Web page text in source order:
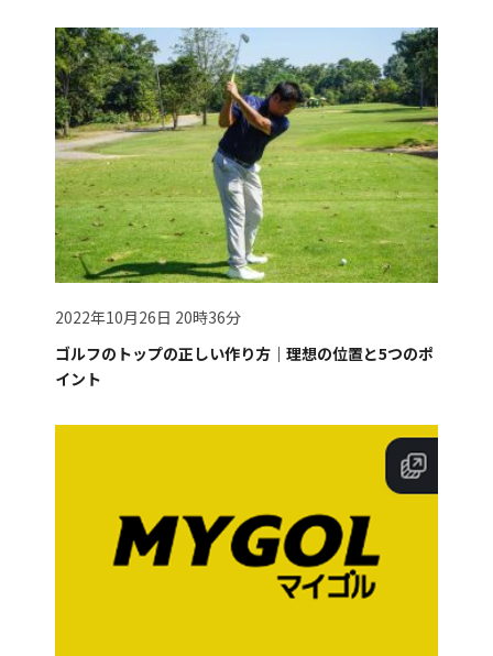
2022年10月26日 20時36分
ゴルフのトップの正しい作り方｜理想の位置と5つのポ
イント